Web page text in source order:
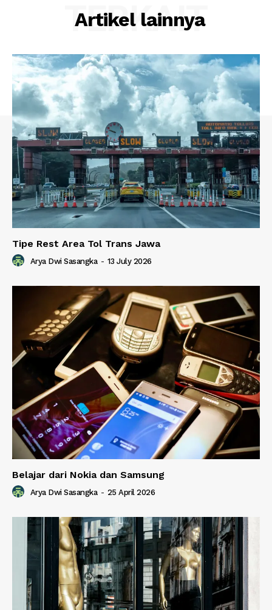
Artikel lainnya
TERKAIT
Tipe Rest Area Tol Trans Jawa
Arya Dwi Sasangka - 13 July 2026
Belajar dari Nokia dan Samsung
Arya Dwi Sasangka - 25 April 2026